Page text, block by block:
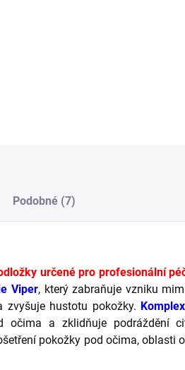
Podobné (7)
určené pro profesionální
Viper, který zabraňuje vzniku
zvyšuje hustotu pokožky.
a zklidňuje podráždění
pokožky pod očima, oblasti